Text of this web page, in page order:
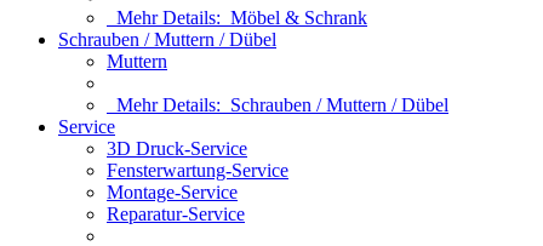
Mehr Details: Möbel & Schrank
Schrauben / Muttern / Dübel
Muttern
Mehr Details: Schrauben / Muttern / Dübel
Service
3D Druck-Service
Fensterwartung-Service
Montage-Service
Reparatur-Service